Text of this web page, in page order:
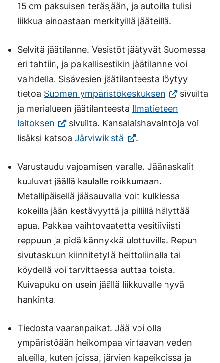
15 cm paksuisen teräsjään, ja autoilla tulisi
liikkua ainoastaan merkityillä jääteillä.
Selvitä jäätilanne. Vesistöt jäätyvät Suomessa
eri tahtiin, ja paikallisestikin jäätilanne voi
vaihdella. Sisävesien jäätilanteesta löytyy
tietoa Suomen ympäristökeskuksen (Vieraile
ulkoisella
sivustolla.
uuteen
sivuilta
ja merialueen jäätilanteesta Ilmatieteen
laitoksen (Vieraile
ulkoisella
Linkki
avautuu
uuteen
välilehteen.)
sivuilta. Kansalaishavaintoja voi
lisäksi katsoa Järviwikistä (Vieraile
sivustolla.
Linkki
avautuu
uuteen
välilehteen.)
.
Varustaudu vajoamisen varalle. Jäänaskalit
kuuluvat jäällä kaulalle roikkumaan.
Metallipäisellä jääsauvalla voit kulkiessa
kokeilla jään kestävyyttä ja pillillä hälyttää
apua. Pakkaa vaihtovaatetta vesitiiviisti
reppuun ja pidä kännykkä ulottuvilla. Repun
sivutaskuun kiinnitetyllä heittoliinalla tai
köydellä voi tarvittaessa auttaa toista.
Kuivapuku on usein jäällä liikkuvalle hyvä
hankinta.
Tiedosta vaaranpaikat. Jää voi olla
ympäristöään heikompaa virtaavan veden
alueilla, kuten joissa, järvien kapeikoissa ja